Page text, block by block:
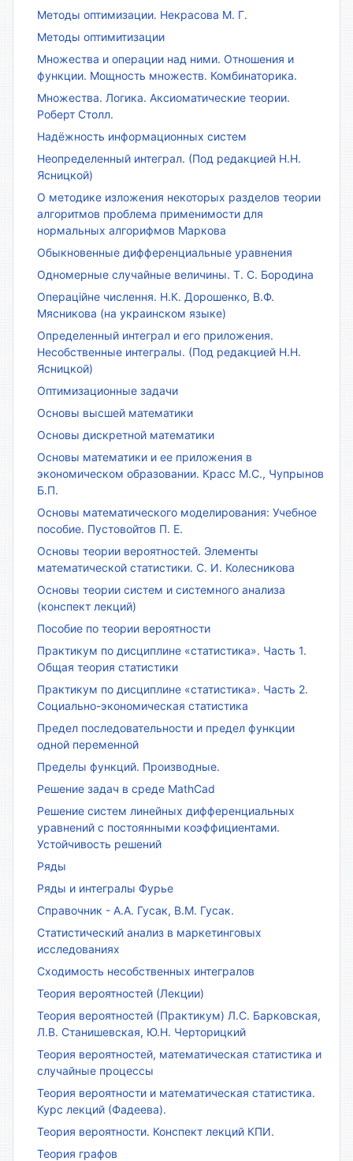
Методы оптимизации. Некрасова М. Г.
Методы оптимитизации
Множества и операции над ними. Отношения и
функции. Мощность множеств. Комбинаторика.
Множества. Логика. Аксиоматические теории.
Роберт Столл.
Надёжность информационных систем
Неопределенный интеграл. (Под редакцией Н.Н.
Ясницкой)
О методике изложения некоторых разделов теории
алгоритмов проблема применимости для
нормальных алгорифмов Маркова
Обыкновенные дифференциальные уравнения
Одномерные случайные величины. Т. С. Бородина
Операційне числення. Н.К. Дорошенко, В.Ф.
Мясникова (на украинском языке)
Определенный интеграл и его приложения.
Несобственные интегралы. (Под редакцией Н.Н.
Ясницкой)
Оптимизационные задачи
Основы высшей математики
Основы дискретной математики
Основы математики и ее приложения в
экономическом образовании. Красс М.С., Чупрынов
Б.П.
Основы математического моделирования: Учебное
пособие. Пустовойтов П. Е.
Основы теории вероятностей. Элементы
математической статистики. С. И. Колесникова
Основы теории систем и системного анализа
(конспект лекций)
Пособие по теории вероятности
Практикум по дисциплине «статистика». Часть 1.
Общая теория статистики
Практикум по дисциплине «статистика». Часть 2.
Социально-экономическая статистика
Предел последовательности и предел функции
одной переменной
Пределы функций. Производные.
Решение задач в среде MathCad
Решение систем линейных дифференциальных
уравнений с постоянными коэффициентами.
Устойчивость решений
Ряды
Ряды и интегралы Фурье
Справочник - А.А. Гусак, В.М. Гусак.
Статистический анализ в маркетинговых
исследованиях
Сходимость несобственных интегралов
Теория вероятностей (Лекции)
Теория вероятностей (Практикум) Л.С. Барковская,
Л.В. Станишевская, Ю.Н. Черторицкий
Теория вероятностей, математическая статистика и
случайные процессы
Теория вероятности и математическая статистика.
Курс лекций (Фадеева).
Теория вероятности. Конспект лекций КПИ.
Теория графов